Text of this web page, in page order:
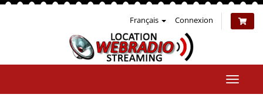
Français Connexion
la